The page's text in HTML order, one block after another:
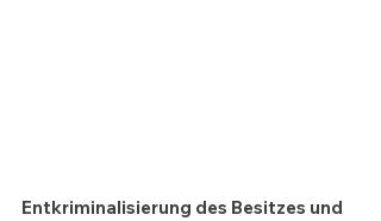
Entkriminalisierung des Besitzes und